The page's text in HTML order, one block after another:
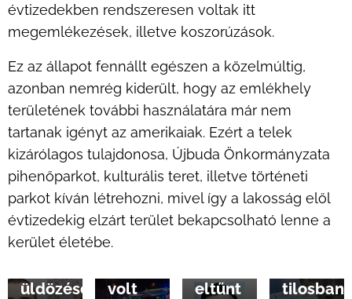
évtizedekben rendszeresen voltak itt
megemlékezések, illetve koszorúzások.
Ez az állapot fennállt egészen a közelmúltig,
azonban nemrég kiderült, hogy az emlékhely
területének további használatára már nem
tartanak igényt az amerikaiak. Ezért a telek
kizárólagos tulajdonosa, Újbuda Önkormányzata
pihenőparkot, kulturális teret, illetve történeti
parkot kíván létrehozni, mivel így a lakosság elől
évtizedekig elzárt terület bekapcsolható lenne a
kerület életébe.
2025.01.08
Keresi
a
rendőrség
üldözéses
2025.01.05
Autós
volt
2025.01.04
Holtan
találták
eltűnt
2025.01.03
Delhusa
Gjonnak
adta
ki
tilosban